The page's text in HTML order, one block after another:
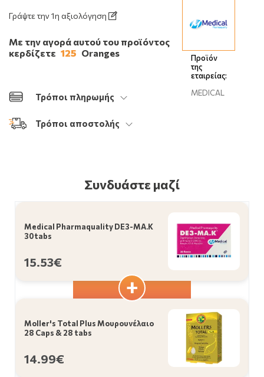
Γράψτε την 1η αξιολόγηση
Με την αγορά αυτού του προϊόντος
κερδίζετε 125 Oranges
Τρόποι πληρωμής
Τρόποι αποστολής
Προϊόν
της
εταιρείας:
MEDICAL
Συνδυάστε μαζί
Medical Pharmaquality DE3-MA.K
30tabs
15.53€
Moller's Total Plus Μουρουνέλαιο
28 Caps & 28 tabs
14.99€